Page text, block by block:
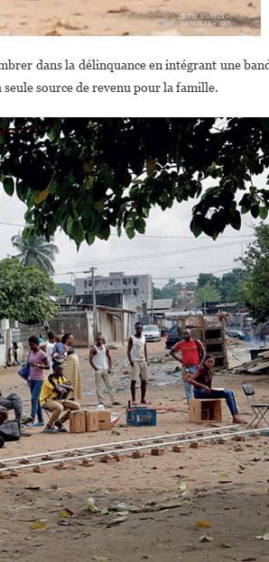
dans la délinquance en intégrant une
source de revenu pour la famille.